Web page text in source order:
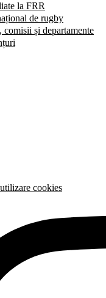
la FRR
de rugby
comisii și departamente
cookies